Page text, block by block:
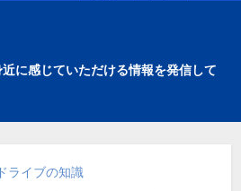
に感じていただける情報を発信して
ドライブの知識